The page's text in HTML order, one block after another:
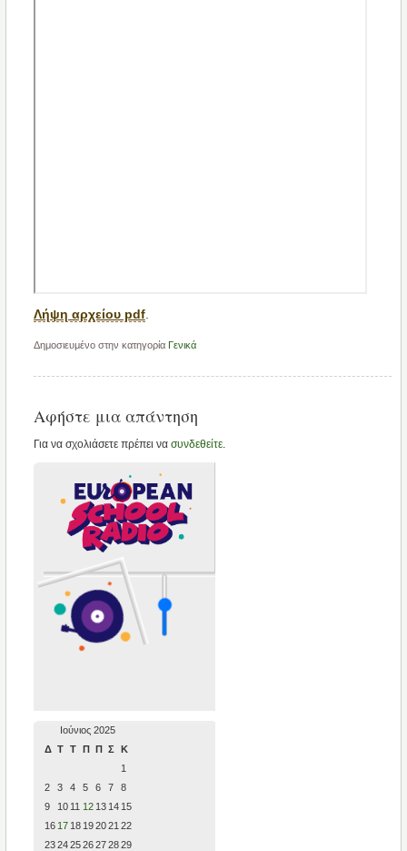
Λήψη αρχείου pdf.
Δημοσιευμένο στην κατηγορία Γενικά
Αφήστε μια απάντηση
Για να σχολιάσετε πρέπει να συνδεθείτε.
Ιούνιος 2025
Δ Τ Τ Π Π Σ
Κ
1
2
3 4 5 6 7
8
9
10 11 12 13 14 15
16 17 18 192021 22
23242526272829